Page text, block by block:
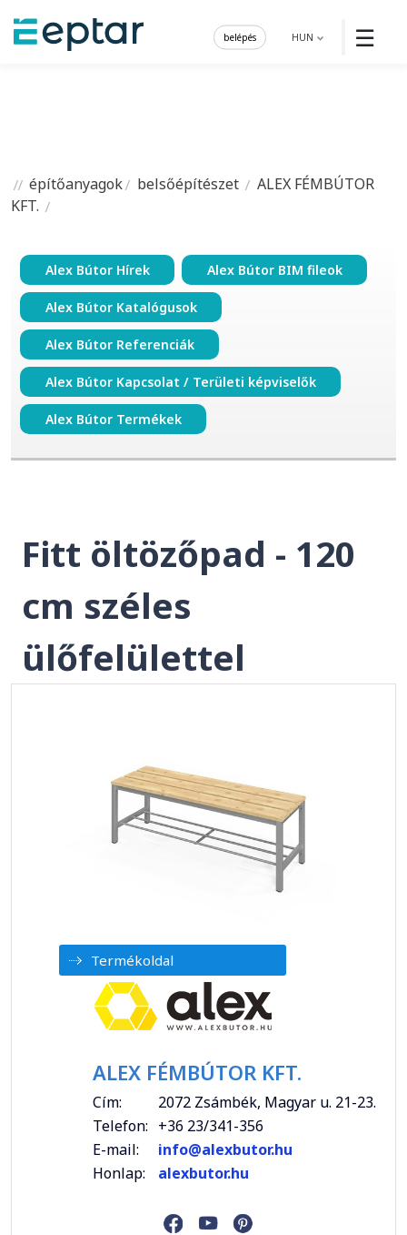
☰
HUN
belépés
építőanyagok belsőépítészet
ALEX FÉMBÚTOR
KFT.
Alex Bútor Hírek Alex Bútor BIM fileok
Alex Bútor Katalógusok
Alex Bútor Referenciák
Alex Bútor Kapcsolat / Területi képviselők
Alex Bútor Termékek
Fitt öltözőpad - 120
cm széles
ülőfelülettel
Termékoldal
ALEX FÉMBÚTOR KFT.
Cím:
2072 Zsámbék, Magyar u. 21-23.
Telefon: +36 23/341-356
E-mail:
info@alexbutor.hu
Honlap:
alexbutor.hu